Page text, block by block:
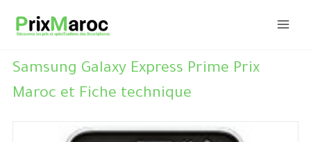
Samsung Galaxy Express Prime Prix
Maroc et Fiche technique